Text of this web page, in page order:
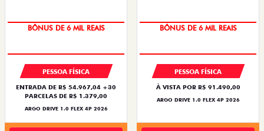
TAXA ZERO
PESSOA FÍSICA
ENTRADA DE R$ 54.967,04 +30
PARCELAS DE R$ 1.379,00
ARGO DRIVE 1.0 FLEX 4P 2026
TAXA ZERO
PESSOA FÍSICA
À VISTA POR R$ 91.490,00
ARGO DRIVE 1.0 FLEX 4P 2026